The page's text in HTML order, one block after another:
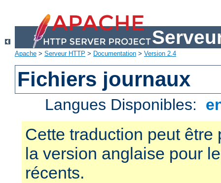
Apache > Serveur HTTP > Documentation > Version 2.4
Fichiers journaux
Langues Disponibles:
Cette traduction peut être
la version anglaise pour
récents.